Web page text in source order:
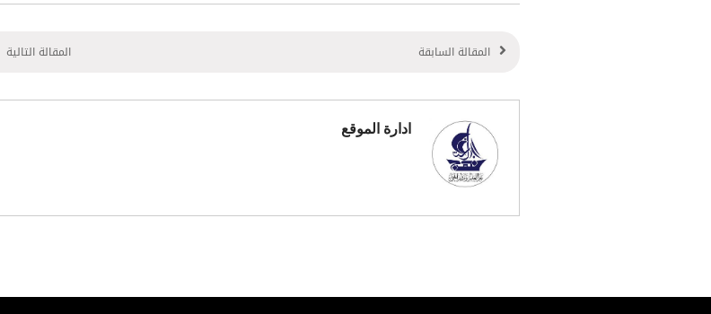
المقالة السابقة المقالة التالية
ادارة الموقع